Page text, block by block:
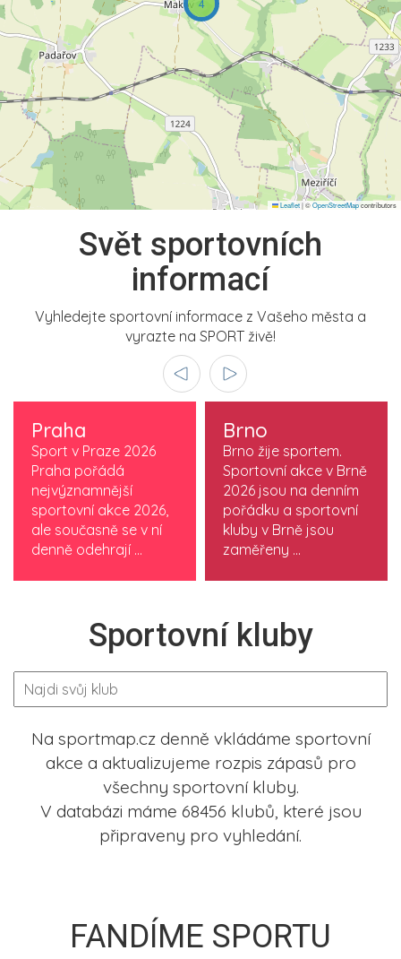
4
Leaflet|©OpenStreetMapcontributors
Svět sportovních
informací
Vyhledejte sportovní informace z Vašeho města a
vyrazte na SPORT živě!
Praha
Sport v Praze 2026
Praha pořádá
nejvýznamnější
sportovní akce 2026,
ale současně se v ní
denně odehrají ...
Brno
Brno žije sportem.
Sportovní akce v Brně
2026 jsou na denním
pořádku a sportovní
kluby v Brně jsou
zaměřeny ...
Sportovní kluby
Na sportmap.cz denně vkládáme sportovní
akce a aktualizujeme rozpis zápasů pro
všechny sportovní kluby.
V databázi máme 68456 klubů, které jsou
připraveny pro vyhledání.
FANDÍME SPORTU